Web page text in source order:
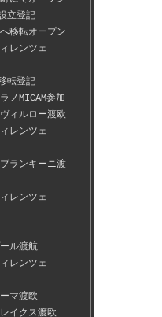
立登記
移転オープン
レンツェ
転登記
ノMICAM参加
ィルロー渡欧
レンツェ
ランキーニ渡
レンツェ
ル渡航
レンツェ
マ渡欧
イクス渡欧